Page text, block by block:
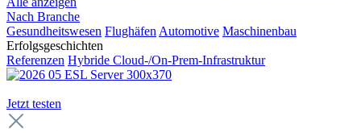
Nach Branche
Gesundheitswesen Flughäfen Automotive Maschinenbau
Erfolgsgeschichten
Referenzen Hybride Cloud-/On-Prem-Infrastruktur
Jetzt testen